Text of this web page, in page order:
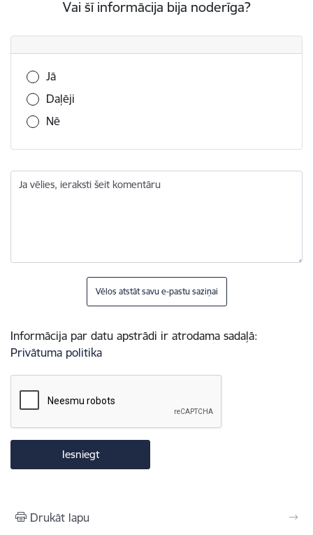
Vai šī informācija bija noderīga?
Vai šī informācija bija noderīga?
Jā
Daļēji
Nē
Ja vēlies, ieraksti šeit komentāru
Vēlos atstāt savu e-pastu saziņai
Informācija par datu apstrādi ir atrodama sadaļā:
Privātuma politika
Drukāt lapu